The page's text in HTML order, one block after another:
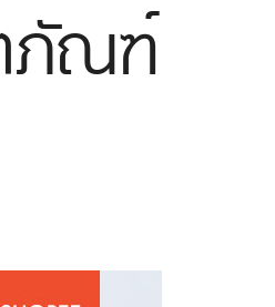
ภัณฑ์